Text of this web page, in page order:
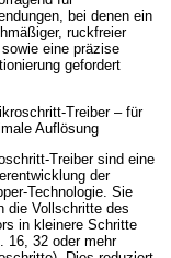
bei denen ein
ruckfreier
sowie eine präzise
gefordert
Treiber – für
Auflösung
Treiber sind eine
der
Technologie. Sie
die Vollschritte des
in kleinere Schritte
16, 32 oder mehr